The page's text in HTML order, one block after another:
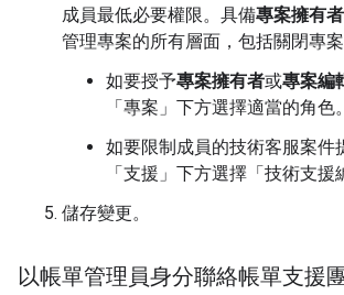
成員最低必要權限。具備專案擁有者
管理專案的所有層面，包括關閉專案
如要授予專案擁有者或專案編
「專案」 下方選擇適當的角色。
如要限制成員的技術客服案件
「支援」 下方選擇「技術支援
儲存變更。
以帳單管理員身分聯絡帳單支援